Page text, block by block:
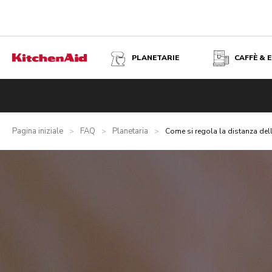
PLANETARIE CAFFÈ &
Pagina iniziale > FAQ > Planetaria > Come si regola la distanza